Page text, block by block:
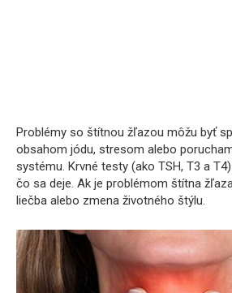
Problémy so štítnou žľazou môžu byť
obsahom jódu, stresom alebo
systému. Krvné testy (ako TSH, T3 a
čo sa deje. Ak je problémom štítna
liečba alebo zmena životného štýlu.